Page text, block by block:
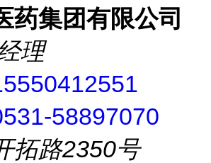
药集团有限公司
理
58897070
拓路2350号